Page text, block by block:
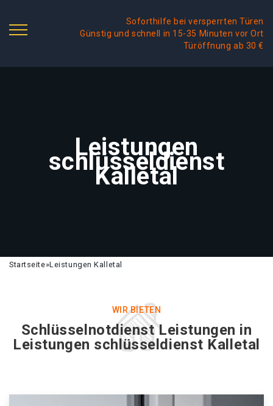
Soforthilfe bei versperrten Türen
Günstig und schnell in 15-35 Minuten vor Ort
Türöffnung ab 30 €
Leistungen
schlüsseldienst
Kalletal
Startseite»Leistungen Kalletal
WIR BIETEN
Schlüsselnotdienst Leistungen in
Leistungen schlüsseldienst Kalletal